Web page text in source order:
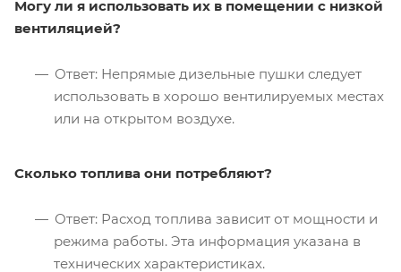
Могу ли я использовать их в помещении с низкой
вентиляцией?
Ответ: Непрямые дизельные пушки следует
использовать в хорошо вентилируемых местах
или на открытом воздухе.
Сколько топлива они потребляют?
Ответ: Расход топлива зависит от мощности и
режима работы. Эта информация указана в
технических характеристиках.